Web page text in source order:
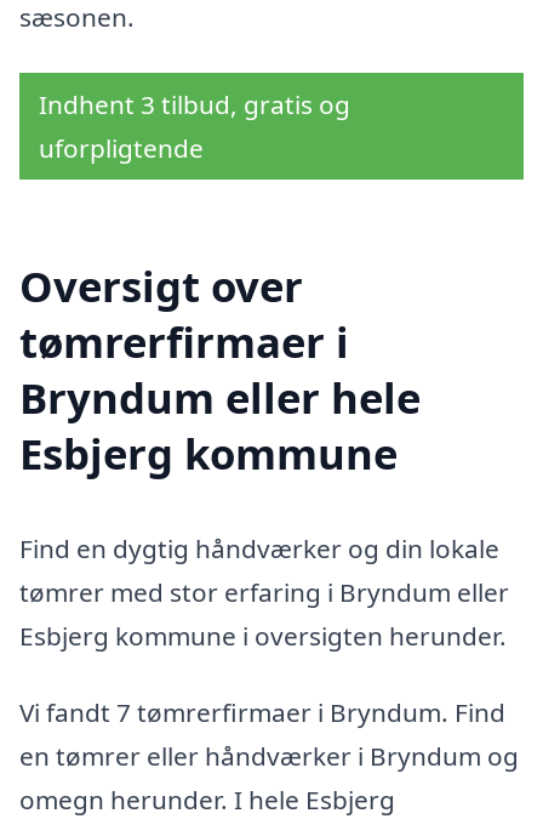
sæsonen.
Indhent 3 tilbud, gratis og
uforpligtende
Oversigt over
tømrerfirmaer i
Bryndum eller hele
Esbjerg kommune
Find en dygtig håndværker og din lokale
tømrer med stor erfaring i Bryndum eller
Esbjerg kommune i oversigten herunder.
Vi fandt 7 tømrerfirmaer i Bryndum. Find
en tømrer eller håndværker i Bryndum og
omegn herunder. I hele Esbjerg